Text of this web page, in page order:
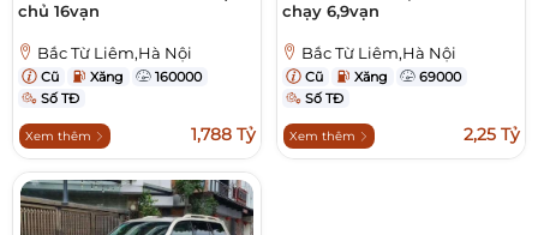
chủ 16vạn
Bắc Từ Liêm,Hà Nội
Cũ Xăng
160000
Số TĐ
Xem thêm 1,788 Tỷ
chạy 6,9vạn
Bắc Từ Liêm,Hà Nội
Cũ Xăng
69000
Số TĐ
Xem thêm 2,25 Tỷ